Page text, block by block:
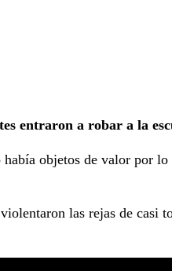
entraron a robar a la
había objetos de valor por
las rejas de casi